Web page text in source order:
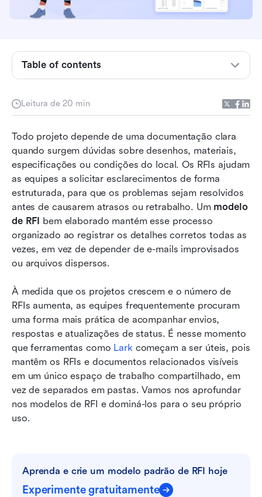
Leitura de 20 min
Todo projeto depende de uma documentação clara
quando surgem dúvidas sobre desenhos, materiais,
especificações ou condições do local. Os RFIs ajudam
as equipes a solicitar esclarecimentos de forma
estruturada, para que os problemas sejam resolvidos
antes de causarem atrasos ou retrabalho. Um modelo
de RFI bem elaborado mantém esse processo
organizado ao registrar os detalhes corretos todas as
vezes, em vez de depender de e-mails improvisados
ou arquivos dispersos.
À medida que os projetos crescem e o número de
RFIs aumenta, as equipes frequentemente procuram
uma forma mais prática de acompanhar envios,
respostas e atualizações de status. É nesse momento
que ferramentas como Lark começam a ser úteis, pois
mantêm os RFIs e documentos relacionados visíveis
em um único espaço de trabalho compartilhado, em
vez de separados em pastas. Vamos nos aprofundar
nos modelos de RFI e dominá-los para o seu próprio
uso.
Aprenda e crie um modelo padrão de RFI hoje
Experimente gratuitamente
Table of contents
Elementos essenciais de um bom modelo de RFI
solicitações e respostas
Como usar o modelo de RFI no seu fluxo de
trabalho
Dicas extras: práticas recomendadas e erros a
evitar no fluxo de trabalho de RFI para o
sucesso do projeto
Conclusão
Leitura relacionada